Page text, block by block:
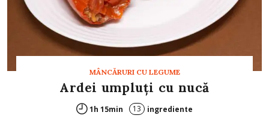
MÂNCĂRURI CU LEGUME
Ardei umpluţi cu nucă
1h 15min 13 ingrediente